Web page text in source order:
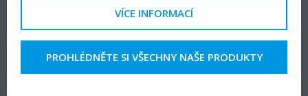
VÍCE INFORMACÍ
PROHLÉDNĚTE SI VŠECHNY NAŠE PRODUKTY